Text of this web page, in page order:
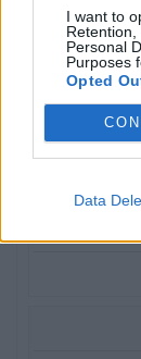
I want to
Personal
Purposes
Opted
Data